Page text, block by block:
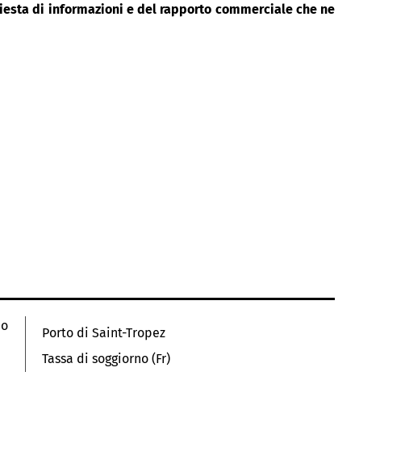
di informazioni e del rapporto commerciale che ne
Porto di Saint-Tropez
Tassa di soggiorno (Fr)